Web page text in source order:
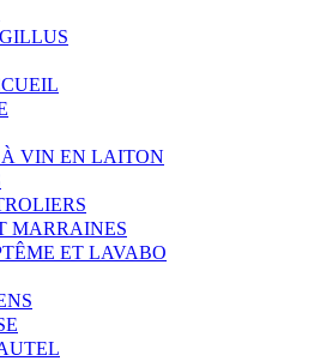
VIN EN LAITON
MARRAINES
ET LAVABO